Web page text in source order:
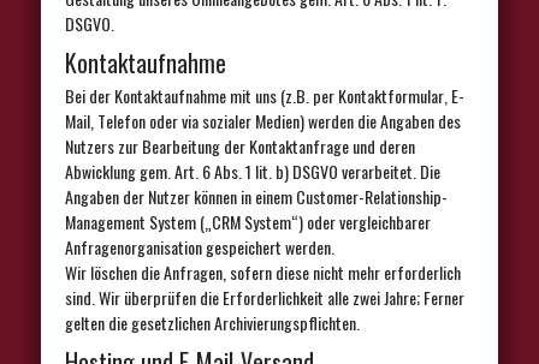
DSGVO.
Kontaktaufnahme
Bei der Kontaktaufnahme mit uns (z.B. per Kontaktformular, E-
Mail, Telefon oder via sozialer Medien) werden die Angaben des
Nutzers zur Bearbeitung der Kontaktanfrage und deren
Abwicklung gem. Art. 6 Abs. 1 lit. b) DSGVO verarbeitet. Die
Angaben der Nutzer können in einem Customer-Relationship-
Management System („CRM System“) oder vergleichbarer
Anfragenorganisation gespeichert werden.
Wir löschen die Anfragen, sofern diese nicht mehr erforderlich
sind. Wir überprüfen die Erforderlichkeit alle zwei Jahre; Ferner
gelten die gesetzlichen Archivierungspflichten.